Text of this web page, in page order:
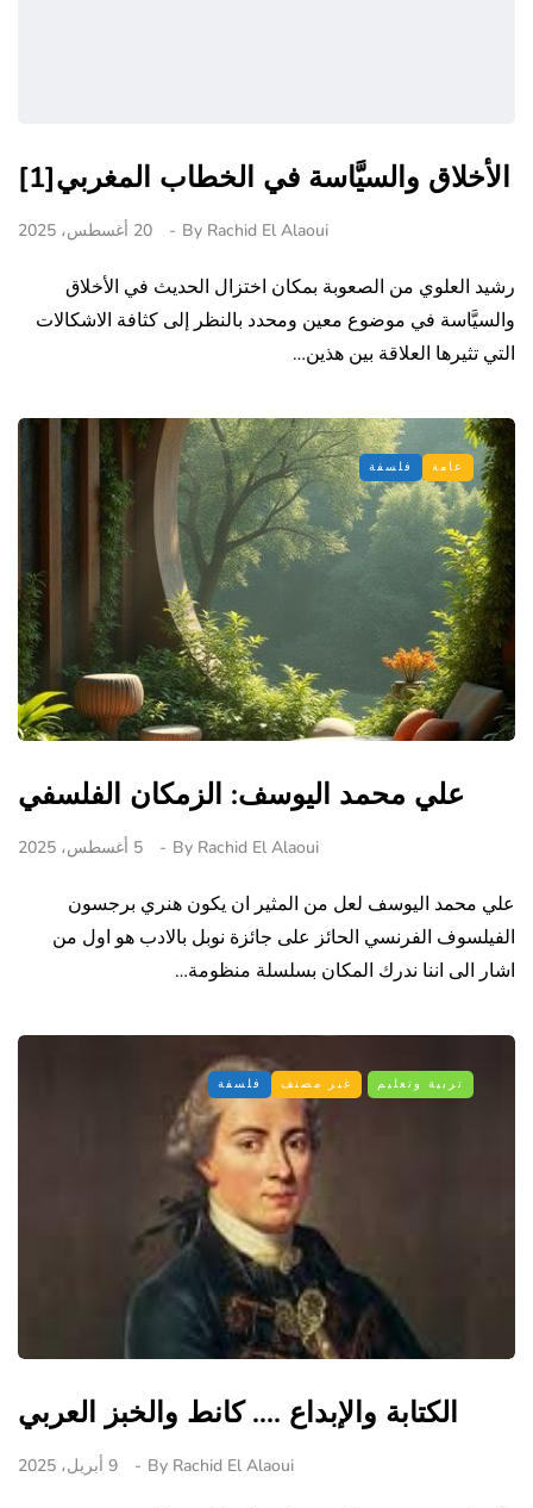
الأخلاق والسيَّاسة في الخطاب المغربي[1]
By Rachid El Alaoui 20 أغسطس، 2025
رشيد العلوي من الصعوبة بمكان اختزال الحديث في الأخلاق
والسيَّاسة في موضوع معين ومحدد بالنظر إلى كثافة الاشكالات
التي تثيرها العلاقة بين هذين…
عامة فلسفة
علي محمد اليوسف: الزمكان الفلسفي
By Rachid El Alaoui 5 أغسطس، 2025
علي محمد اليوسف لعل من المثير ان يكون هنري برجسون
الفيلسوف الفرنسي الحائز على جائزة نوبل بالادب هو اول من
اشار الى اننا ندرك المكان بسلسلة منظومة…
تربية وتعليم غير مصنف فلسفة
الكتابة والإبداع .... كانط والخبز العربي
By Rachid El Alaoui 9 أبريل، 2025